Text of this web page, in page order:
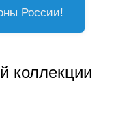
России!
коллекции